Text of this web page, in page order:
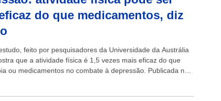
do que medicamentos, diz
feito por pesquisadores da Universidade da Austrália
que a atividade física é 1,5 vezes mais eficaz do que
ou medicamentos no combate à depressão. Publicada no